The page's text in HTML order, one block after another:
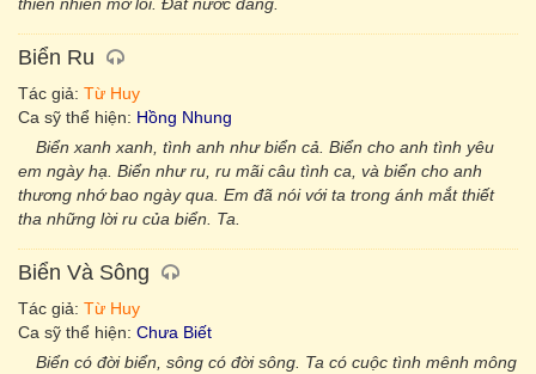
Biển Ru
Tác giả: Từ Huy
Ca sỹ thể hiện: Hồng Nhung
Biển xanh xanh, tình anh như biển cả. Biển cho anh tình yêu
em ngày hạ. Biển như ru, ru mãi câu tình ca, và biển cho anh
thương nhớ bao ngày qua. Em đã nói với ta trong ánh mắt thiết
tha những lời ru của biển. Ta.
Biển Và Sông
Tác giả: Từ Huy
Ca sỹ thể hiện: Chưa Biết
Biển có đời biển, sông có đời sông. Ta có cuộc tình mênh mông